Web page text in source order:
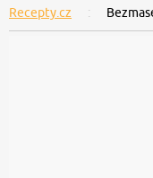
Recepty.cz